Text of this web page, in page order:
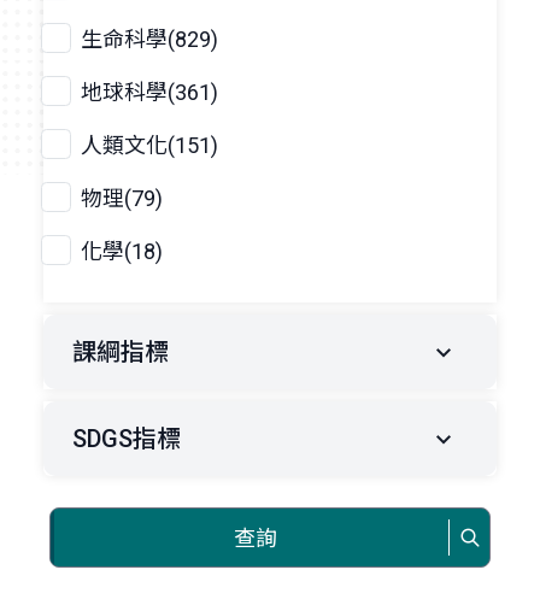
生命科學(829)
地球科學(361)
人類文化(151)
物理(79)
化學(18)
課綱指標
SDGS指標
查詢